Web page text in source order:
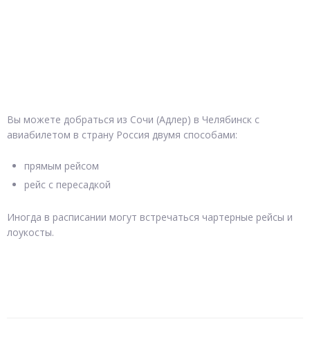
Вы можете добраться из Сочи (Адлер) в Челябинск с
авиабилетом в страну Россия двумя способами:
прямым рейсом
рейс с пересадкой
Иногда в расписании могут встречаться чартерные рейсы и
лоукосты.